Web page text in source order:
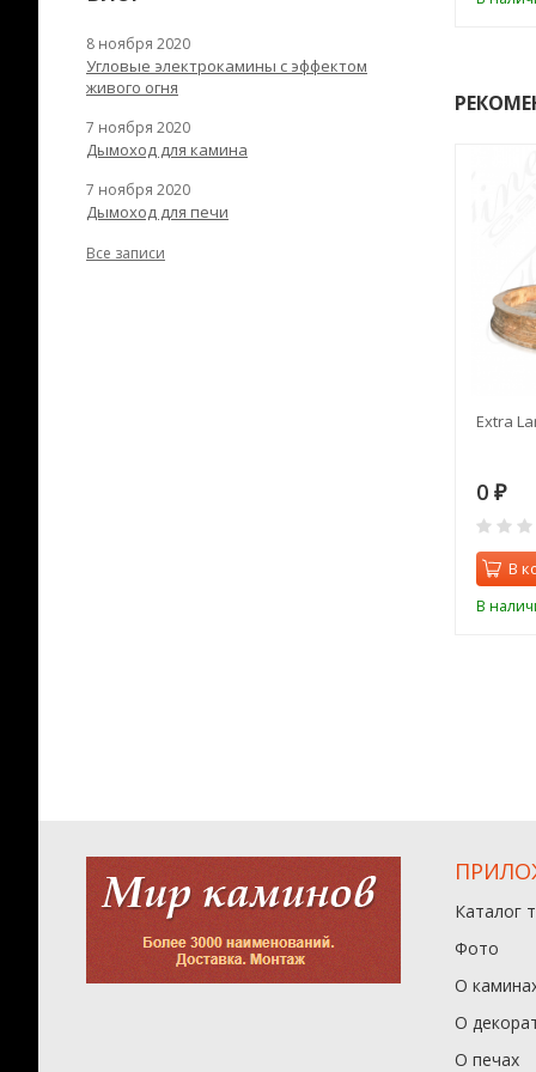
Extra
0 ₽
В
В
8 ноября 2020
Угловые электрокамины с эффектом
живого огня
7 ноября 2020
Дымоход для камина
7 ноября 2020
Дымоход для печи
Все записи
Каталог
Фото
О
О
О печах